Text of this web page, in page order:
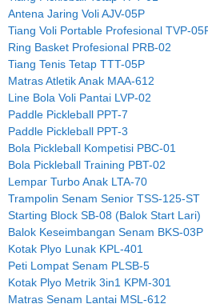
Antena Jaring Voli AJV-05P
Tiang Voli Portable Profesional TVP-
Ring Basket Profesional PRB-02
Tiang Tenis Tetap TTT-05P
Matras Atletik Anak MAA-612
Line Bola Voli Pantai LVP-02
Paddle Pickleball PPT-7
Paddle Pickleball PPT-3
Bola Pickleball Kompetisi PBC-01
Bola Pickleball Training PBT-02
Lempar Turbo Anak LTA-70
Trampolin Senam Senior TSS-125-ST
Starting Block SB-08 (Balok Start Lari)
Balok Keseimbangan Senam BKS-03P
Kotak Plyo Lunak KPL-401
Peti Lompat Senam PLSB-5
Kotak Plyo Metrik 3in1 KPM-301
Matras Senam Lantai MSL-612